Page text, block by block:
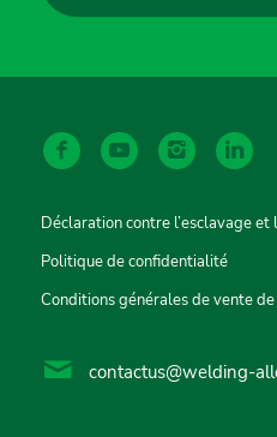
Déclaration contre l’esclavage
Politique de confidentialité
Conditions générales de vente
contactus@welding-